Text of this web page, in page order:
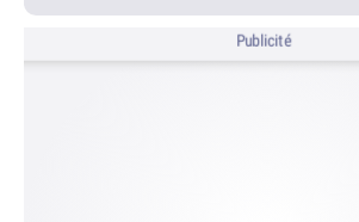
Publicité